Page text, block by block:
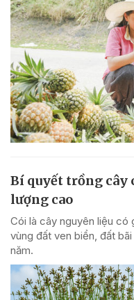
Bí quyết trồng cây
lượng cao
Cói là cây nguyên liệu có
vùng đất ven biển, đất
năm.